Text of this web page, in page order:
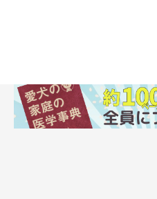
犬がニオイ嗅ぎを